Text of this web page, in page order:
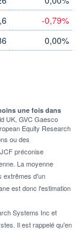
-0,79%
0,00%
une fois dans
UK, GVC Gaesco
Equity Research
ou des
préconise
La moyenne
extrêmes d'un
est donc l'estimation
Systems Inc et
Il est rappelé qu'en